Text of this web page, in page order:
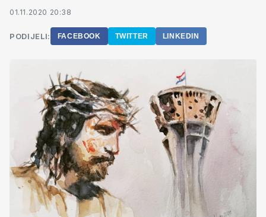
01.11.2020 20:38
PODIJELI: FACEBOOK TWITTER LINKEDIN